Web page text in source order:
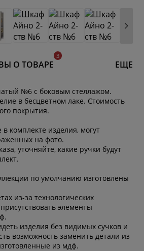
О ТОВАРЕ ЕЩЕ
№6 с боковым стеллажом.
в бесцветном лаке. Стоимость
покрытия.
комплекте изделия, могут
на фото.
уточняйте, какие ручки будут
по умолчанию изготовлены
из-за технологических
элементы
изделия без видимых сучков и
возможность заменить детали из
из мдф.